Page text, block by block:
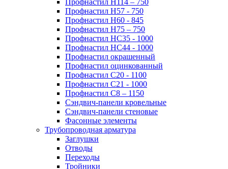
Профнастил Н114 – 750
Профнастил Н57 - 750
Профнастил Н60 - 845
Профнастил Н75 – 750
Профнастил НС35 - 1000
Профнастил НС44 - 1000
Профнастил окрашенный
Профнастил оцинкованный
Профнастил С20 - 1100
Профнастил С21 - 1000
Профнастил С8 – 1150
Сэндвич-панели кровельные
Сэндвич-панели стеновые
Фасонные элементы
Трубопроводная арматура
Заглушки
Отводы
Переходы
Тройники